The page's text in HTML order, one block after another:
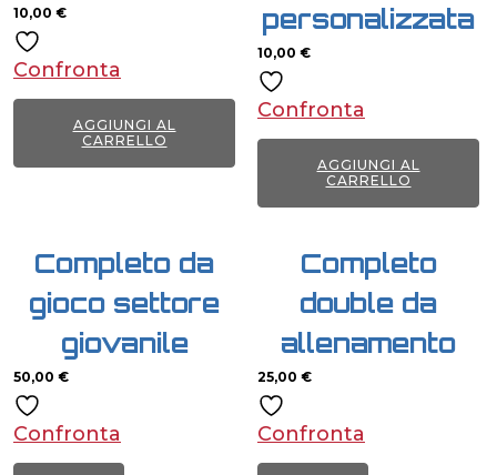
10,00 €
Confronta
AGGIUNGI AL
CARRELLO
personalizzata
10,00 €
Confronta
AGGIUNGI AL
CARRELLO
Completo da
gioco settore
giovanile
50,00 €
Confronta
Completo
double da
allenamento
25,00 €
Confronta